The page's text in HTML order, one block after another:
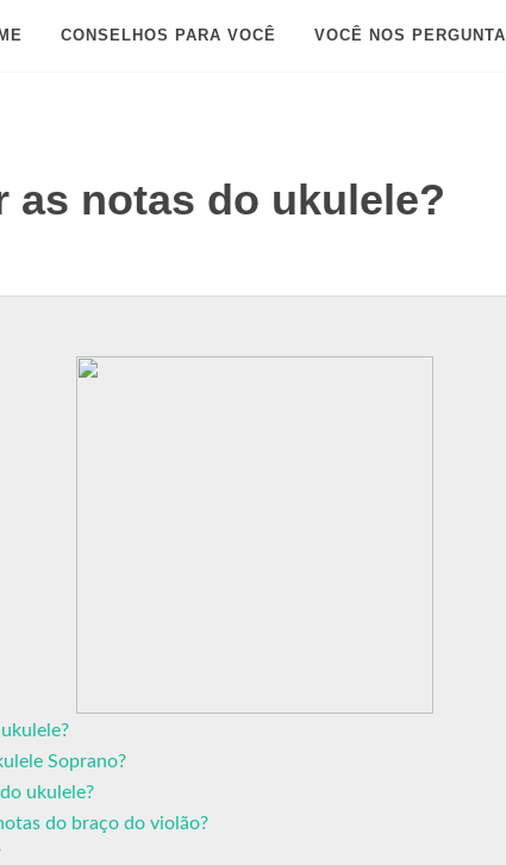
CONSELHOS PARA VOCÊ VOCÊ NOS PERGUNTA
as notas do ukulele?
Soprano?
ukulele?
do braço do violão?